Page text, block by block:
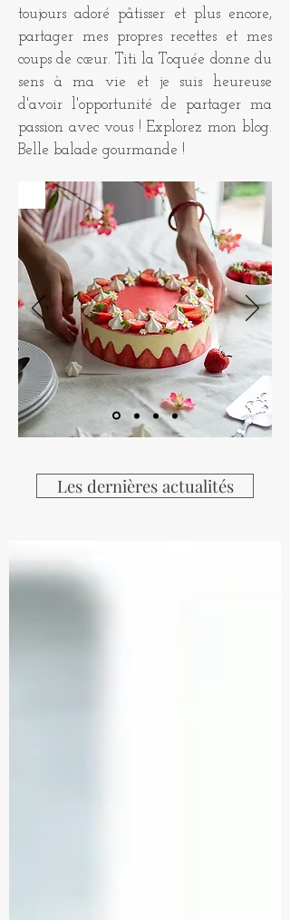
toujours adoré pâtisser et plus encore,
partager mes propres recettes et mes
coups de cœur. Titi la Toquée donne du
sens à ma vie et je suis heureuse
d'avoir l'opportunité de partager ma
passion avec vous ! Explorez mon blog.
Belle balade gourmande !
Les dernières actualités